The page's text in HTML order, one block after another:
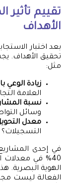
تقييم تأثير
الأهداف
بعد اختبار
تحقيق الأهداف.
مثل:
زيادة الوعي
العلامة
نسبة
وسائل
معدل
التسجيلات؟
في إحدى
40% في معدلات
الهوية البصرية.
الفعالة ليست